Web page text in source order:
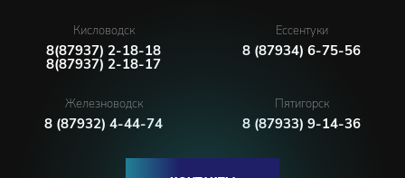
Кисловодск
8(87937) 2-18-18
8(87937) 2-18-17
Ессентуки
8 (87934) 6-75-56
Железноводск
8 (87932) 4-44-74
Пятигорск
8 (87933) 9-14-36